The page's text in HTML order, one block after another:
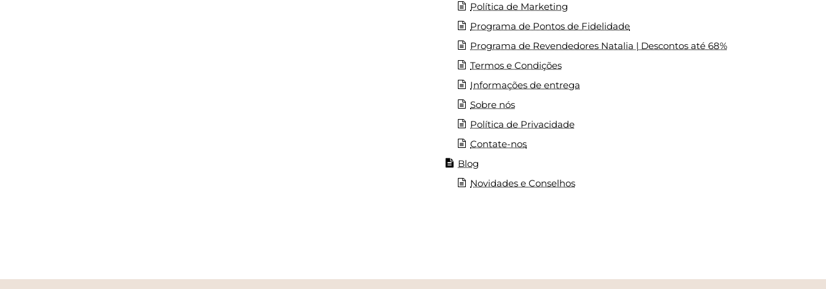
Política de Marketing
Programa de Pontos de Fidelidade
Programa de Revendedores Natalia | Descontos até 68%
Termos e Condições
Informações de entrega
Sobre nós
Política de Privacidade
Contate-nos
Blog
Novidades e Conselhos